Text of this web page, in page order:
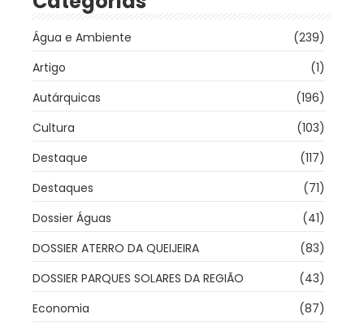
Água e Ambiente
(239)
Artigo
(1)
Autárquicas
(196)
Cultura
(103)
Destaque
(117)
Destaques
(71)
Dossier Águas
(41)
DOSSIER ATERRO DA QUEIJEIRA
(83)
DOSSIER PARQUES SOLARES DA REGIÃO
(43)
Economia
(87)